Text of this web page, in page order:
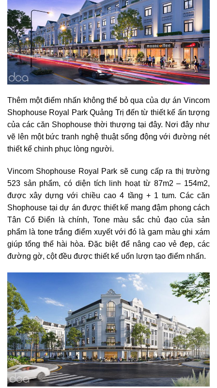
Thêm một điểm nhấn không thể bỏ qua của dự án Vincom
Shophouse Royal Park Quảng Trị đến từ thiết kế ấn tượng
của các căn Shophouse thời thượng tại đây. Nơi đây như
vẽ lên một bức tranh nghệ thuật sống động với đường nét
thiết kế chinh phục lòng người.
Vincom Shophouse Royal Park sẽ cung cấp ra thị trường
523 sản phẩm, có diện tích linh hoạt từ 87m2 – 154m2,
được xây dựng với chiều cao 4 tầng + 1 tum. Các căn
Shophouse tại dự án được thiết kế mang đậm phong cách
Tân Cổ Điển là chính, Tone màu sắc chủ đạo của sản
phẩm là tone trắng điểm xuyết với đó là gam màu ghi xám
giúp tổng thể hài hòa. Đặc biệt để nâng cao vẻ đẹp, các
đường gờ, cột đều được thiết kế uốn lượn tạo điểm nhấn.